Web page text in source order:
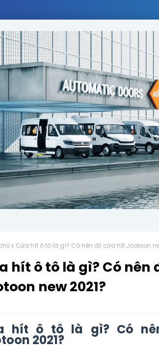
Cửa hít ô tô là gì? Có nên độ cửa hít Jootoon
hít ô tô là gì? Có nên
new 2021?
hít ô tô là gì? Có
2021?